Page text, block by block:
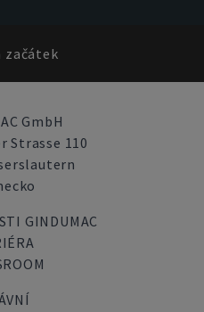
začátek
GmbH
Strasse 110
GINDUMAC